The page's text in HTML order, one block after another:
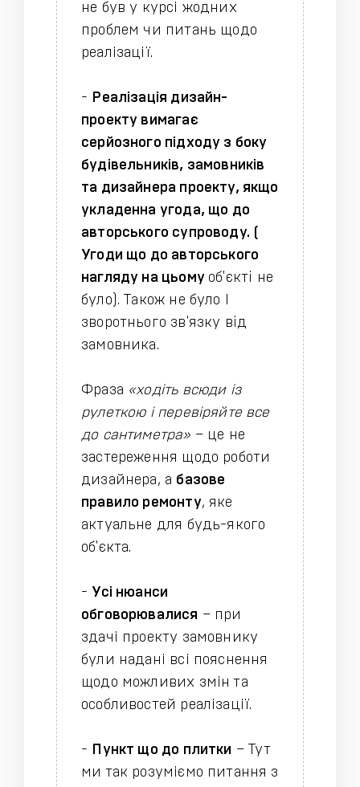
не був у курсі жодних
проблем чи питань щодо
реалізації.
- Реалізація дизайн-
проекту вимагає
серйозного підходу з боку
будівельників, замовникiв
та дизайнера проекту, якщо
укладенна угода, що до
авторського супроводу. (
Угоди що до авторського
нагляду на цьому об'єктi не
було). Також не було I
зворотнього зв'язку вiд
замовника.
Фраза «ходіть всюди із
рулеткою і перевіряйте все
до сантиметра» – це не
застереження щодо роботи
дизайнера, а базове
правило ремонту, яке
актуальне для будь-якого
об'єкта.
- Усі нюанси
обговорювалися – при
здачі проекту замовнику
були надані всі пояснення
щодо можливих змін та
особливостей реалізації.
- Пункт що до плитки – Тут
ми так розуміємо питання з